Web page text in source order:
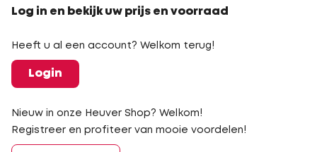
Log in en bekijk uw prijs en voorraad
Heeft u al een account? Welkom terug!
Login
Nieuw in onze Heuver Shop? Welkom!
Registreer en profiteer van mooie voordelen!